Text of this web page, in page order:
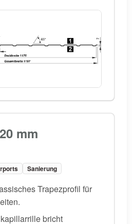
mm
Sanierung
Trapezprofil für
bricht